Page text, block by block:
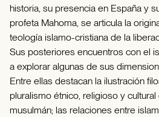
historia, su presencia en España y
profeta Mahoma, se articula la
teología islamo-cristiana de la
Sus posteriores encuentros con el
a explorar algunas de sus
Entre ellas destacan la ilustración
pluralismo étnico, religioso y
musulmán; las relaciones entre